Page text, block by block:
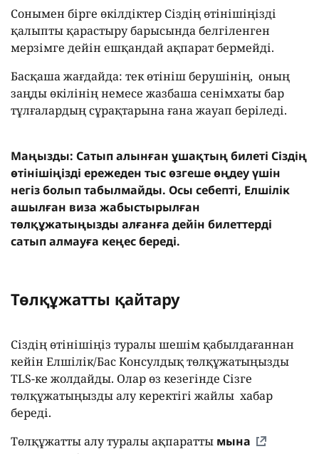
Сонымен бірге өкілдіктер Сіздің өтінішіңізді
қалыпты қарастыру барысында белгіленген
мерзімге дейін ешқандай ақпарат бермейді.
Басқаша жағдайда: тек өтініш берушінің, оның
заңды өкілінің немесе жазбаша сенімхаты бар
тұлғалардың сұрақтарына ғана жауап беріледі.
Маңызды: Сатып алынған ұшақтың билеті Сіздің
өтінішіңізді ережеден тыс өзгеше өңдеу үшін
негіз болып табылмайды. Осы себепті, Елшілік
ашылған виза жабыстырылған
төлқұжатыңызды алғанға дейін билеттерді
сатып алмауға кеңес береді.
Төлқұжатты қайтару
Сіздің өтінішіңіз туралы шешім қабылдағаннан
кейін Елшілік/Бас Консулдық төлқұжатыңызды
TLS-ке жолдайды. Олар өз кезегінде Сізге
төлқұжатыңызды алу керектігі жайлы хабар
береді.
Төлқұжатты алу туралы ақпаратты мына